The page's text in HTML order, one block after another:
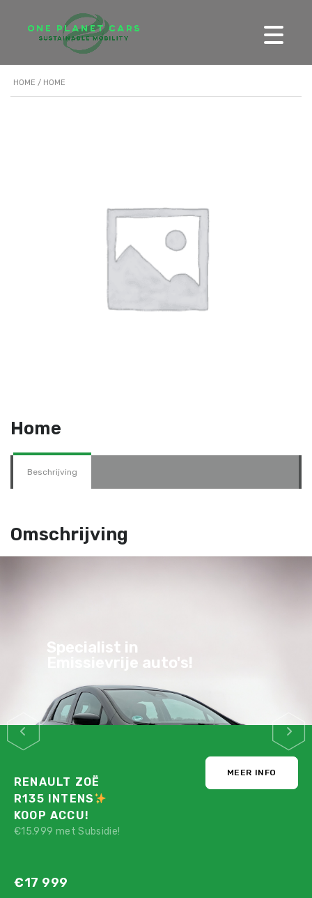
HOME / HOME
Home
Beschrijving
Omschrijving
Specialist in
Emissievrije auto's!
RENAULT ZOË
R135 INTENS
KOOP ACCU!
€15.999 met Subsidie!
€17 999
MEER INFO